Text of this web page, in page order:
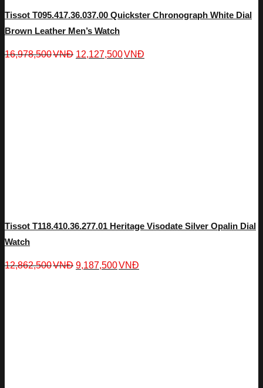
Tissot T095.417.36.037.00 Quickster Chronograph White Dial
Brown Leather Men’s Watch
16,978,500VNĐ 12,127,500VNĐ
Tissot T118.410.36.277.01 Heritage Visodate Silver Opalin Dial
Watch
12,862,500VNĐ 9,187,500VNĐ